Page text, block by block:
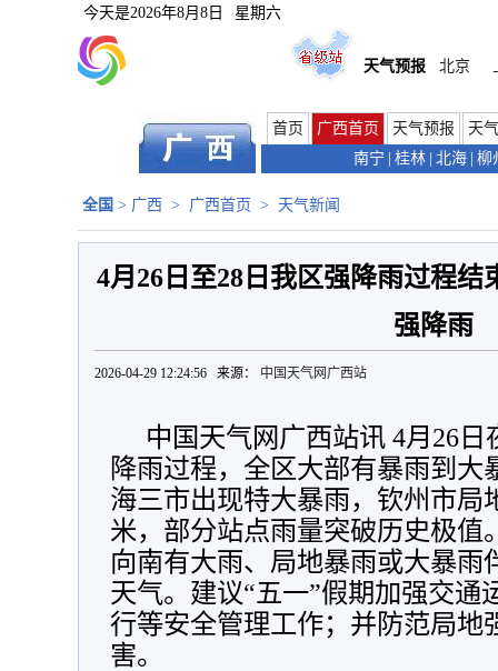
今天是2026年8月8日 星期六
天气预报 北京
首页 广西首页 天气预报
天
南宁
桂林 北海 柳
全国 > 广西 > 广西首页 > 天气新闻
4月26日至28日我区强降雨过程结
强降雨
2026-04-29 12:24:56 来源： 中国天气网广西站
中国天气网广西站讯 4月26
降雨过程，全区大部有暴雨到大
海三市出现特大暴雨，钦州市局
米，部分站点雨量突破历史极值
向南有大雨、局地暴雨或大暴雨
天气。建议“五一”假期加强交通
行等安全管理工作；并防范局地
害。